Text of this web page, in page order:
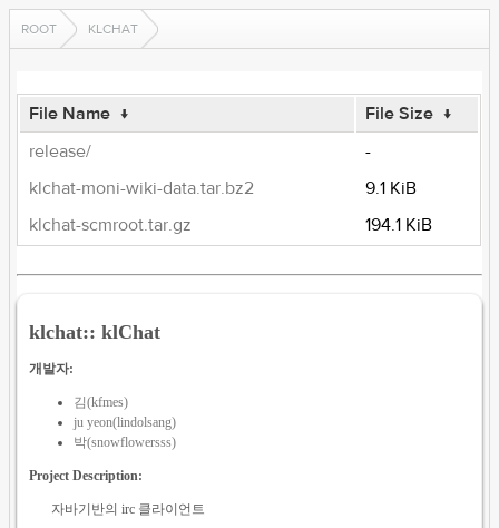
ROOT KLCHAT
File Name ↓ File Size ↓
release/
-
klchat-moni-wiki-data.tar.bz2
9.1 KiB
klchat-scmroot.tar.gz
194.1 KiB
klchat:: klChat
개발자:
김(kfmes)
ju yeon(lindolsang)
박(snowflowersss)
Project Description:
자바기반의 irc 클라이언트